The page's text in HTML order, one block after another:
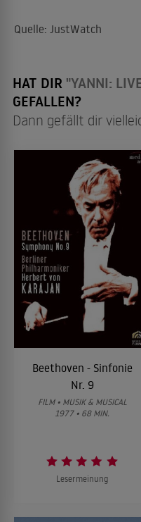
Quelle: JustWatch
HAT DIR "YANNI:
GEFALLEN?
Dann gefällt dir
Beethoven - Sinfonie
Nr. 9
FILM • MUSIK & MUSICAL
1977 • 68 MIN.
Lesermeinung